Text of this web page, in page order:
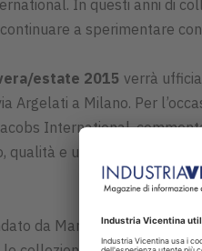
In questi anni di
a sperimentare
estate 2015 verrà
Argelati a Milano. Per
International,
e un pizzico di
da Marc Jacobs e